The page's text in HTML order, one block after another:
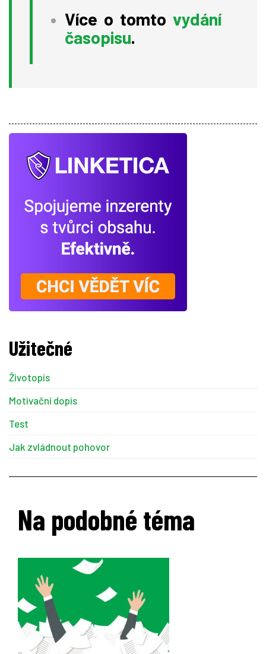
Více o tomto vydání
časopisu.
Užitečné
Životopis
Motivační dopis
Test
Jak zvládnout pohovor
Na podobné téma